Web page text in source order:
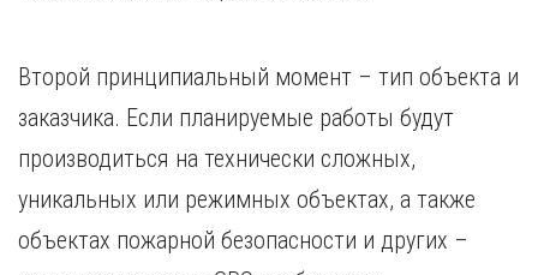
Второй принципиальный момент – тип объекта и
заказчика. Если планируемые работы будут
производиться на технически сложных,
уникальных или режимных объектах, а также
объектах пожарной безопасности и других –